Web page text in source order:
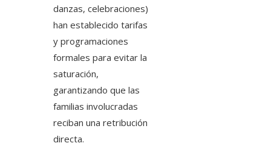
danzas, celebraciones)
han establecido tarifas
y programaciones
formales para evitar la
saturación,
garantizando que las
familias involucradas
reciban una retribución
directa.